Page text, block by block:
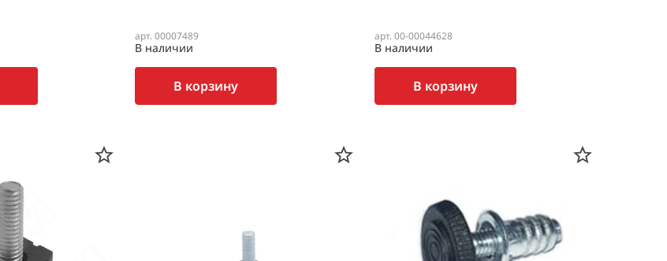
арт. 00007489
В наличии
В корзину
арт. 00-00044628
В наличии
В корзину